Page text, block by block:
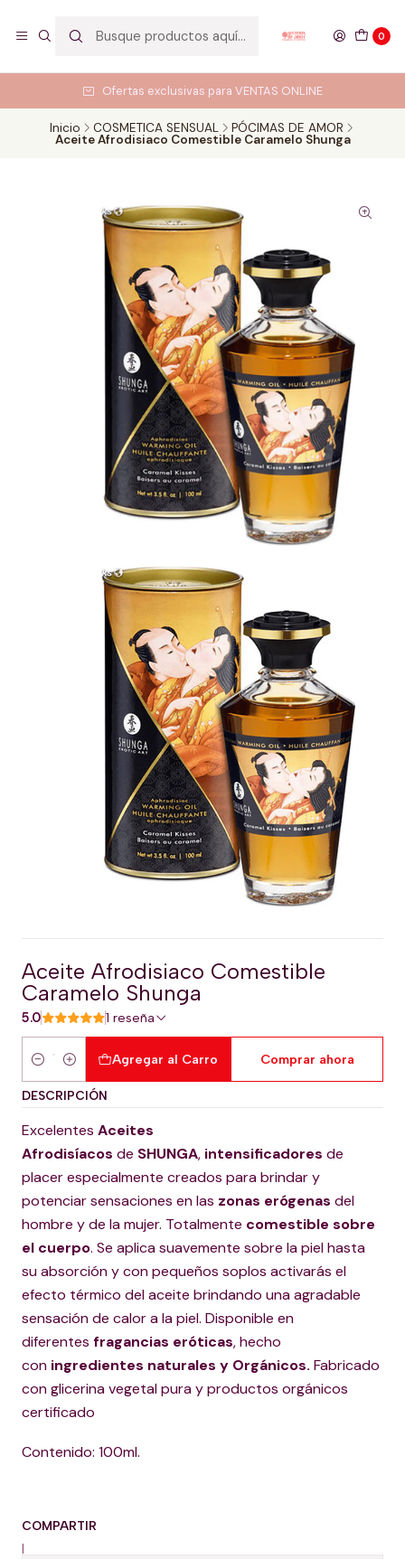
0
Ofertas exclusivas para VENTAS ONLINE
Inicio COSMETICA SENSUAL PÓCIMAS DE AMOR
Aceite Afrodisiaco Comestible Caramelo Shunga
Aceite Afrodisiaco Comestible
Caramelo Shunga
5.0 1 reseña
Cantidad
Agregar al Carro Comprar ahora
DESCRIPCIÓN
Excelentes Aceites
Afrodisíacos de SHUNGA, intensificadores de
placer especialmente creados para brindar y
potenciar sensaciones en las zonas erógenas del
hombre y de la mujer. Totalmente comestible sobre
el cuerpo. Se aplica suavemente sobre la piel hasta
su absorción y con pequeños soplos activarás el
efecto térmico del aceite brindando una agradable
sensación de calor a la piel. Disponible en
diferentes fragancias eróticas, hecho
con ingredientes naturales y Orgánicos. Fabricado
con glicerina vegetal pura y productos orgánicos
certificado
Contenido: 100ml.
COMPARTIR
|